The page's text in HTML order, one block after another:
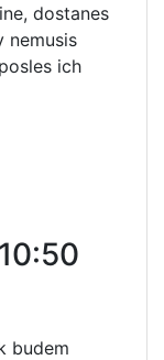
dostanes
nemusis
ich
budem